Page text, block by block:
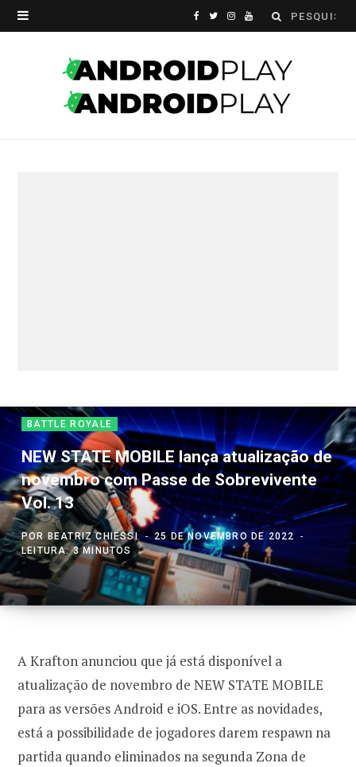
Search
F
c
T
i
t
I Y
u
T
BATTLE ROYALE
NEW STATE MOBILE lança atualização de
novembro com Passe de Sobrevivente
Vol. 13
POR BEATRIZ CHIESSI
25 DE NOVEMBRO DE 2022
LEITURA: 3 MINUTOS
A Krafton anunciou que já está disponível a
atualização de novembro de NEW STATE MOBILE
para as versões Android e iOS. Entre as novidades,
está a possibilidade de jogadores darem respawn na
partida quando eliminados na segunda Zona de